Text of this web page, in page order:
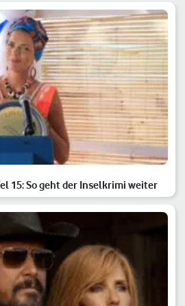
15: So geht der Inselkrimi weiter